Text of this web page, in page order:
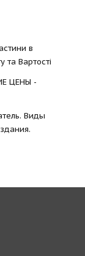
в
та Вартості
ЦЕНЫ -
Виды